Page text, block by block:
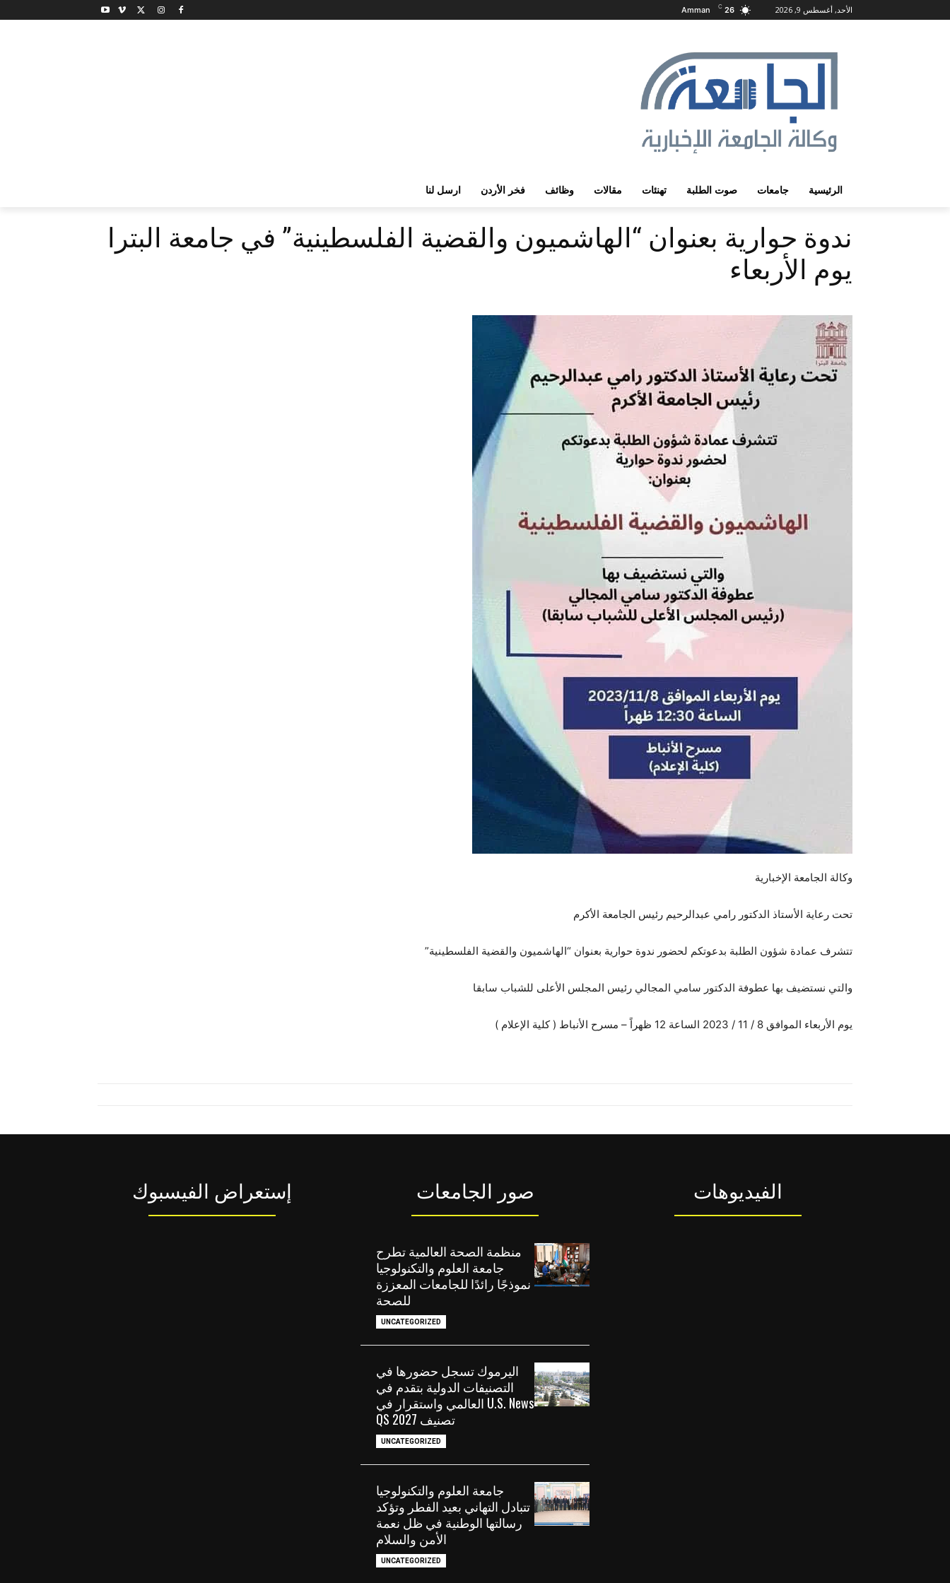
الأحد, أغسطس 9, 2026 26
C
Amman
الرئيسية جامعات صوت الطلبة تهنئات مقالات وظائف فخر الأردن ارسل لنا
ندوة حوارية بعنوان “الهاشميون والقضية الفلسطينية” في جامعة البترا
يوم الأربعاء
وكالة الجامعة الإخبارية
تحت رعاية الأستاذ الدكتور رامي عبدالرحيم رئيس الجامعة الأكرم
تتشرف عمادة شؤون الطلبة بدعوتكم لحضور ندوة حوارية بعنوان “الهاشميون والقضية الفلسطينية”
والتي نستضيف بها عطوفة الدكتور سامي المجالي رئيس المجلس الأعلى للشباب سابقا
يوم الأربعاء الموافق 8 / 11 / 2023 الساعة 12 ظهراً – مسرح الأنباط ( كلية الإعلام )
إستعراض الفيسبوك صور الجامعات
منظمة الصحة العالمية تطرح
جامعة العلوم والتكنولوجيا
نموذجًا رائدًا للجامعات المعززة
للصحة
UNCATEGORIZED
اليرموك تسجل حضورها في
التصنيفات الدولية بتقدم في
U.S. News العالمي واستقرار في
تصنيف QS 2027
UNCATEGORIZED
جامعة العلوم والتكنولوجيا
تتبادل التهاني بعيد الفطر وتؤكد
رسالتها الوطنية في ظل نعمة
الأمن والسلام
UNCATEGORIZED
الفيديوهات